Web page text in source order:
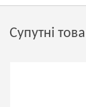
Супутні